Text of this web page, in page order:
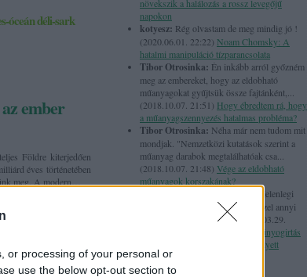
or processing of your personal or
use the below opt-out section to
növekszik a halálozás a rossz levegőjű
napokon
kotyesz: Rég olvastam de meg mindig jó !
(2020.06.01. 22:22) Noam Chomsky: A
hatalmi manipuláció tízparancsolata
Tibor Otrosinka: Én inkább arról győzném
meg az embereket, hogy az eldobható
műanyagokat gyűjtsük össze fajtánként,...
(2018.10.07. 21:51 ) Hogy ébredtem rá, hogy
a műanyagszennyezés hatalmas probléma?
Tibor Otrosinka: Néha már nem tudom mit
mondjak. "Nemzetközi kutatások szerint a
műanyag darabok megtalálhatóak csa...
(2018.10.07. 21:48) Vége az eldobható
műanyagok korszakának?
2000-ben költöztünk a jelenlegi
lakóhelyünkre a Duna mellé. Ősszel annyi
fecske ült a villanydróto...
2018.03.29.
Hamarosan kezdődik a szúnyogirtás
– Ma már létezik a vegyszerek helyett
hatékony mikrobiológiai eljárás
óceándéli-sark
ember
Földre kiterjedően
éves történetében
meg. A modern…